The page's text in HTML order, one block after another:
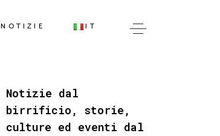
NOTIZIE IT
Notizie dal
birrificio, storie,
culture ed eventi dal